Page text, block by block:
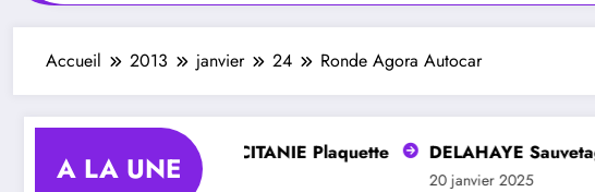
Accueil 2013 janvier 24 Ronde Agora Autocar
A LA UNE
Club DELAHAYE OCCITANIE Plaquette
20 janvier 2025
DELAHAYE Sauvetage
20 janvier 2025